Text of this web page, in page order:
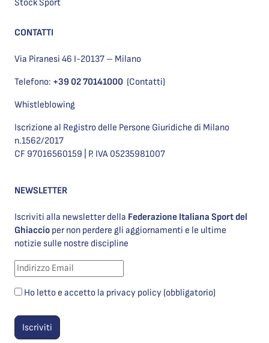
Stock Sport
CONTATTI
Via Piranesi 46 I-20137 – Milano
Telefono: +39 02 70141000 (Contatti)
Whistleblowing
Iscrizione al Registro delle Persone Giuridiche di Milano
n.1562/2017
CF 97016560159 | P. IVA 05235981007
NEWSLETTER
Iscriviti alla newsletter della Federazione Italiana Sport del
Ghiaccio per non perdere gli aggiornamenti e le ultime
notizie sulle nostre discipline
Ho letto e accetto la privacy policy (obbligatorio)